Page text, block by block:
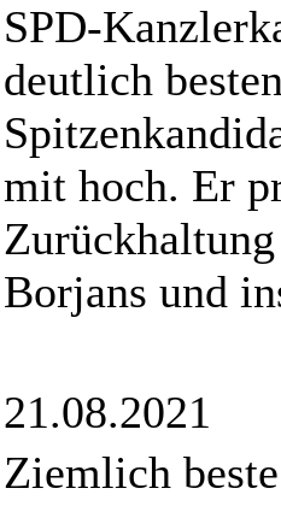
SPD-
deutlich
mit hoch. Er
Borjans und
21.08.2021
Ziemlich